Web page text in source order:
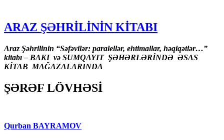
ARAZ ŞƏHRİLİNİN KİTABI
Araz Şəhrilinin “Səfəvilər: paralellər, ehtimallar, həqiqətlər…”
kitabı – BAKI və SUMQAYIT ŞƏHƏRLƏRİNDƏ ƏSAS
KİTAB MAĞAZALARINDA
ŞƏRƏF LÖVHƏSİ
Qurban BAYRAMOV